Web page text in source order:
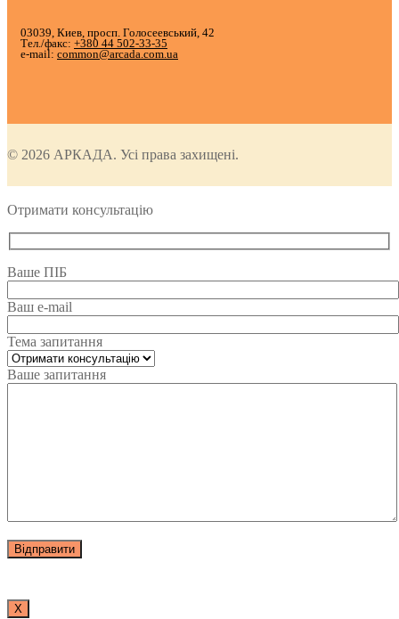
03039, Киев, просп. Голосеевський, 42
Тел./факс: +380 44 502-33-35
e-mail: common@arcada.com.ua
© 2026 АРКАДА. Усі права захищені.
Отримати консультацію
Ваше ПІБ
Ваш e-mail
Тема запитання
Ваше запитання
Х